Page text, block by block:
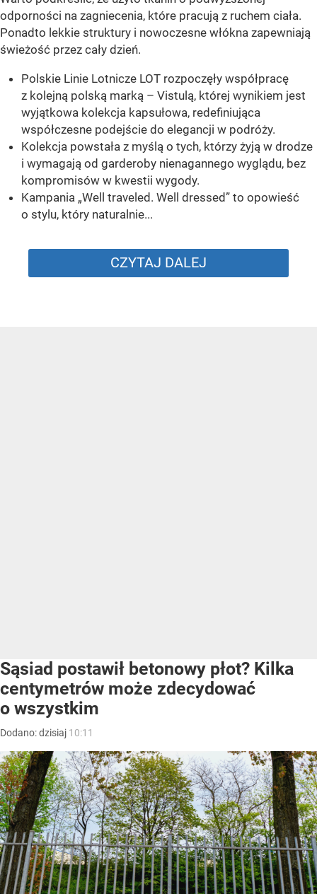
odporności na zagniecenia, które pracują z ruchem ciała.
Ponadto lekkie struktury i nowoczesne włókna zapewniają
świeżość przez cały dzień.
Polskie Linie Lotnicze LOT rozpoczęły współpracę
z kolejną polską marką – Vistulą, której wynikiem jest
wyjątkowa kolekcja kapsułowa, redefiniująca
współczesne podejście do elegancji w podróży.
Kolekcja powstała z myślą o tych, którzy żyją w drodze
i wymagają od garderoby nienagannego wyglądu, bez
kompromisów w kwestii wygody.
Kampania „Well traveled. Well dressed” to opowieść
o stylu, który naturalnie...
CZYTAJ DALEJ
Sąsiad postawił betonowy płot? Kilka
centymetrów może zdecydować
o wszystkim
Dodano:dzisiaj 10:11